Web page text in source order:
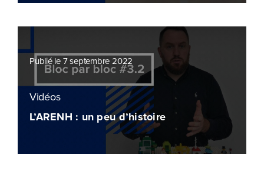
Publié le 7 septembre 2022
Vidéos
L’ARENH : un peu d’histoire